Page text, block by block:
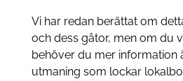
Vi har redan berättat om
och dess gåtor, men om du
behöver du mer information
utmaning som lockar